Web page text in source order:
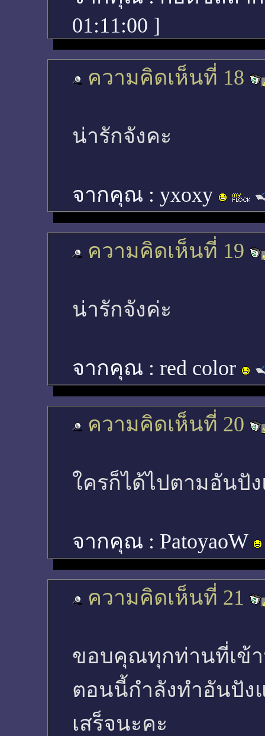
01:11:00 ]
ความคิดเห็นที่ 18
น่ารักจังคะ
จากคุณ : yxoxy
ความคิดเห็นที่ 19
น่ารักจังค่ะ
จากคุณ : red color
ความคิดเห็นที่ 20
ใครก็ได้ไปตามอันปั
จากคุณ : PatoyaoW
ความคิดเห็นที่ 21
ขอบคุณทุกท่านที่เข้า
ตอนนี้กำลังทำอันปัง
เสร็จนะคะ